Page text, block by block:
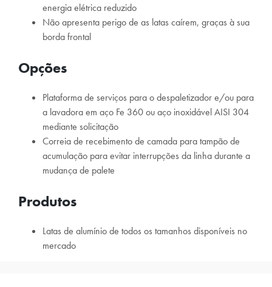
energia elétrica reduzido
Não apresenta perigo de as latas caírem, graças à sua
borda frontal
Opções
Plataforma de serviços para o despaletizador e/ou para
a lavadora em aço Fe 360 ou aço inoxidável AISI 304
mediante solicitação
Correia de recebimento de camada para tampão de
acumulação para evitar interrupções da linha durante a
mudança de palete
Produtos
Latas de alumínio de todos os tamanhos disponíveis no
mercado